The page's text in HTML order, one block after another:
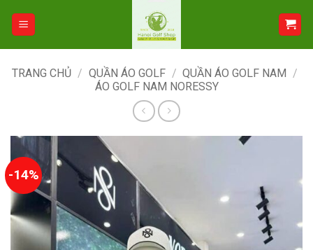
TRANG CHỦ / QUẦN ÁO GOLF / QUẦN ÁO GOLF NAM /
ÁO GOLF NAM NORESSY
-14%